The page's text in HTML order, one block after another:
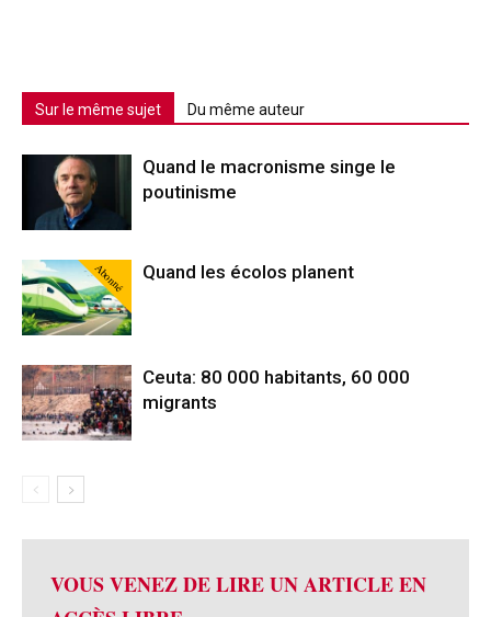
Sur le même sujet Du même auteur
Quand le macronisme singe le
poutinisme
Abonné Quand les écolos planent
Ceuta: 80 000 habitants, 60 000
migrants
VOUS VENEZ DE LIRE UN ARTICLE EN